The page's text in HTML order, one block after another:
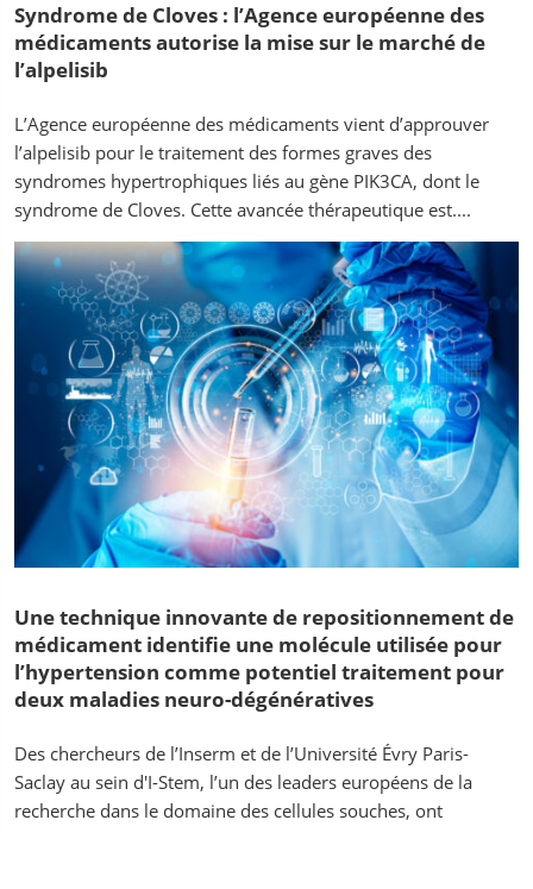
Syndrome de Cloves : l’Agence européenne des
médicaments autorise la mise sur le marché de
l’alpelisib
L’Agence européenne des médicaments vient d’approuver
l’alpelisib pour le traitement des formes graves des
syndromes hypertrophiques liés au gène PIK3CA, dont le
syndrome de Cloves. Cette avancée thérapeutique est....
Une technique innovante de repositionnement de
médicament identifie une molécule utilisée pour
l’hypertension comme potentiel traitement pour
deux maladies neuro-dégénératives
Des chercheurs de l’Inserm et de l’Université Évry Paris-
Saclay au sein d'I-Stem, l’un des leaders européens de la
recherche dans le domaine des cellules souches, ont